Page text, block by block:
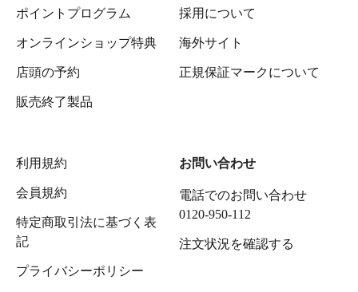
ポイントプログラム
オンラインショップ特典
店頭の予約
販売終了製品
採用について
海外サイト
正規保証マークについて
利用規約
会員規約
特定商取引法に基づく表
記
プライバシーポリシー
お問い合わせ
電話でのお問い合わせ
0120-950-112
注文状況を確認する